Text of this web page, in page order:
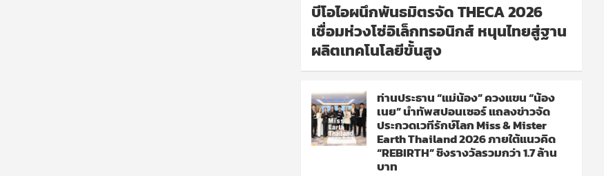
บีโอไอผนึกพันธมิตรจัด THECA 2026
เชื่อมห่วงโซ่อิเล็กทรอนิกส์ หนุนไทยสู่ฐาน
ผลิตเทคโนโลยีขั้นสูง
ท่านประธาน “แม่น้อง” ควงแขน “น้อง
เนย” นำทัพสปอนเซอร์ แถลงข่าวจัด
ประกวดเวทีรักษ์โลก Miss & Mister
Earth Thailand 2026 ภายใต้แนวคิด
“REBIRTH” ชิงรางวัลรวมกว่า 1.7 ล้าน
บาท